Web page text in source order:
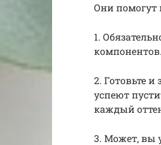
Они помогут
1.
2. Готовьте
успеют
каждый
3. Может, вы